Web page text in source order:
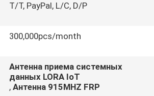
T/T, PayPal, L/C, D/P
300,000pcs/month
Антенна приема системных
данных LORA IoT
,Антенна 915MHZ FRP